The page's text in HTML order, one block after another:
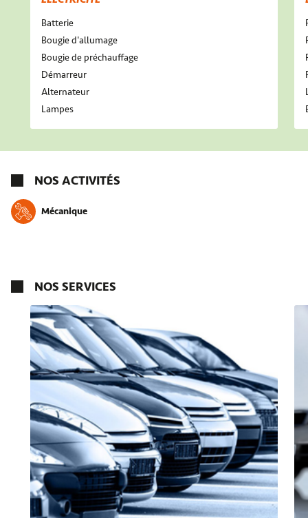
Batterie
Bougie d'allumage
Bougie de préchauffage
Démarreur
Alternateur
Lampes
NOS ACTIVITÉS
Mécanique
NOS SERVICES